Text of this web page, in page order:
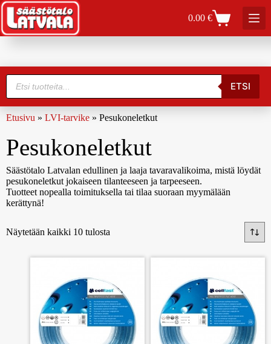
0.00€
ETSI
Etusivu » LVI-tarvike » Pesukoneletkut
Pesukoneletkut
Säästötalo Latvalan edullinen ja laaja tavaravalikoima, mistä löydät
pesukoneletkut jokaiseen tilanteeseen ja tarpeeseen.
Tuotteet nopealla toimituksella tai tilaa suoraan myymälään
kerättynä!
Näytetään kaikki 10 tulosta